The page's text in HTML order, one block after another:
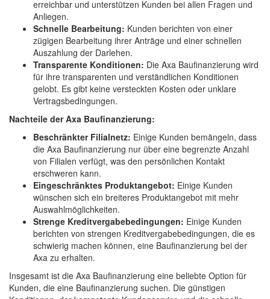
erreichbar und unterstützen Kunden bei allen Fragen und
Anliegen.
Schnelle Bearbeitung: Kunden berichten von einer
zügigen Bearbeitung ihrer Anträge und einer schnellen
Auszahlung der Darlehen.
Transparente Konditionen: Die Axa Baufinanzierung wird
für ihre transparenten und verständlichen Konditionen
gelobt. Es gibt keine versteckten Kosten oder unklare
Vertragsbedingungen.
Nachteile der Axa Baufinanzierung:
Beschränkter Filialnetz: Einige Kunden bemängeln, dass
die Axa Baufinanzierung nur über eine begrenzte Anzahl
von Filialen verfügt, was den persönlichen Kontakt
erschweren kann.
Eingeschränktes Produktangebot: Einige Kunden
wünschen sich ein breiteres Produktangebot mit mehr
Auswahlmöglichkeiten.
Strenge Kreditvergabebedingungen: Einige Kunden
berichten von strengen Kreditvergabebedingungen, die es
schwierig machen können, eine Baufinanzierung bei der
Axa zu erhalten.
Insgesamt ist die Axa Baufinanzierung eine beliebte Option für
Kunden, die eine Baufinanzierung suchen. Die günstigen